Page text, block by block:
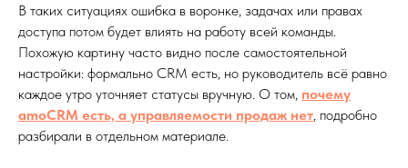
В таких ситуациях ошибка в воронке, задачах или правах
доступа потом будет влиять на работу всей команды.
Похожую картину часто видно после самостоятельной
настройки: формально CRM есть, но руководитель всё равно
каждое утро уточняет статусы вручную. О том, почему
amoCRM есть, а управляемости продаж нет, подробно
разбирали в отдельном материале.